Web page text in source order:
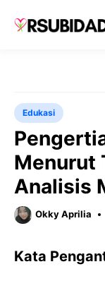
Edukasi
Menurut
Analisis
Okky Aprilia
Kata